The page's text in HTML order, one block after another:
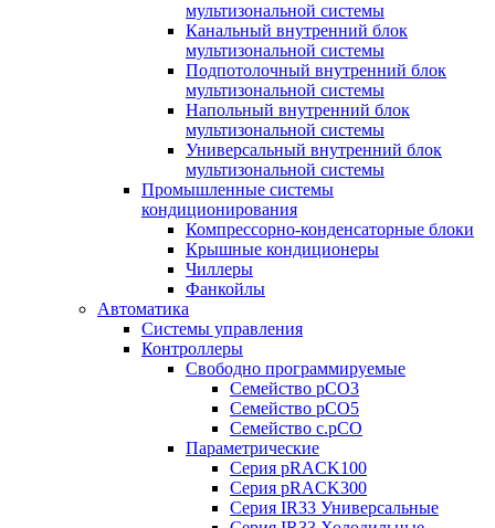
мультизональной системы
Канальный внутренний блок
мультизональной системы
Подпотолочный внутренний блок
мультизональной системы
Напольный внутренний блок
мультизональной системы
Универсальный внутренний блок
мультизональной системы
Промышленные системы
кондиционирования
Компрессорно-конденсаторные блоки
Крышные кондиционеры
Чиллеры
Фанкойлы
Автоматика
Системы управления
Контроллеры
Свободно программируемые
Семейство pCO3
Семейство pCO5
Семейство c.pCO
Параметрические
Серия pRACK100
Серия pRACK300
Серия IR33 Универсальные